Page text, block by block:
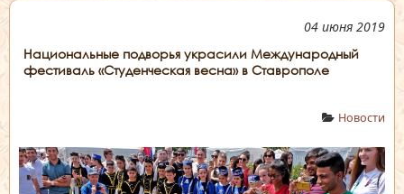
04 июня 2019
Национальные подворья украсили Международный
фестиваль «Студенческая весна» в Ставрополе
Новости